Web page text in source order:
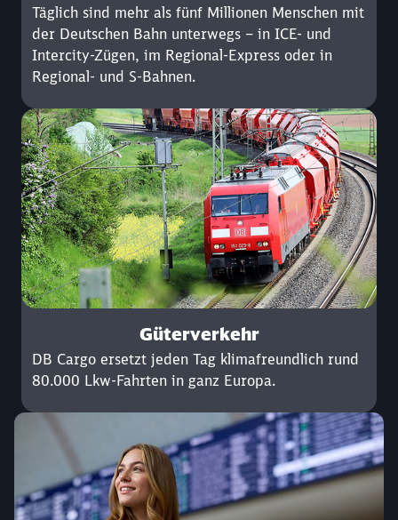
Täglich sind mehr als fünf Millionen Menschen mit
der Deutschen Bahn unterwegs – in ICE- und
Intercity-Zügen, im Regional-Express oder in
Regional- und S-Bahnen.
Güterverkehr
DB Cargo ersetzt jeden Tag klimafreundlich rund
80.000 Lkw-Fahrten in ganz Europa.